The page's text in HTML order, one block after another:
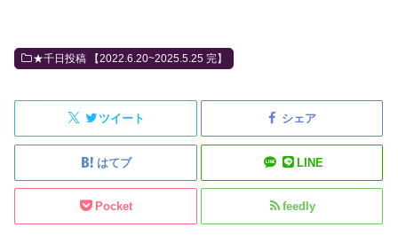
★千日投稿 【2022.6.20~2025.5.25 完】
ツイート シェア
はてブ LINE
Pocket feedly